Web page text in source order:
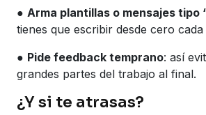
● Arma plantillas o mensajes tipo
tienes que escribir desde cero cada
● Pide feedback temprano: así
grandes partes del trabajo al final.
¿Y si te atrasas?